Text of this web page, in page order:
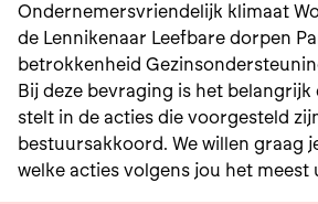
Ondernemersvriendelijk klimaat
de Lennikenaar Leefbare dorpen
betrokkenheid
Bij deze bevraging is het
stelt in de acties die voorgesteld
bestuursakkoord. We willen graag
welke acties volgens jou het meest
belangrijk zijn voor de toekomst